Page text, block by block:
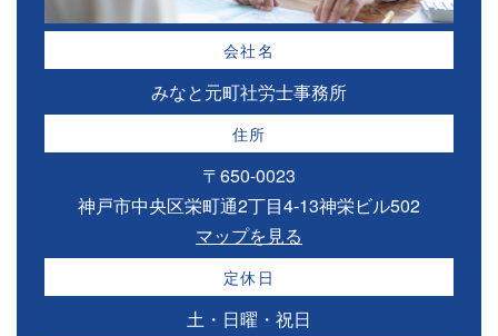
会社名
みなと元町社労士事務所
住所
〒650-0023
神戸市中央区栄町通2丁目4-13神栄ビル502
マップを見る
定休日
土・日曜・祝日